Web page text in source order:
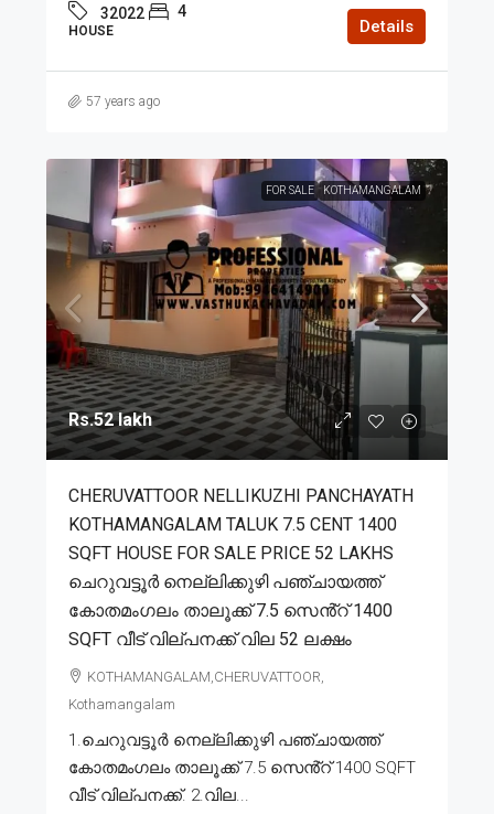
32022 4
HOUSE Details
57 years ago
FOR SALE KOTHAMANGALAM
Rs.52 lakh
CHERUVATTOOR NELLIKUZHI PANCHAYATH
KOTHAMANGALAM TALUK 7.5 CENT 1400
SQFT HOUSE FOR SALE PRICE 52 LAKHS
ചെറുവട്ടൂർ നെല്ലിക്കുഴി പഞ്ചായത്ത്
കോതമംഗലം താലൂക്ക് 7.5 സെൻ്റ് 1400
SQFT വീട് വില്പനക്ക് വില 52 ലക്ഷം
KOTHAMANGALAM,CHERUVATTOOR,
Kothamangalam
1.ചെറുവട്ടൂർ നെല്ലിക്കുഴി പഞ്ചായത്ത്
കോതമംഗലം താലൂക്ക് 7.5 സെൻ്റ് 1400 SQFT
വീട് വില്പനക്ക്. 2.വില...